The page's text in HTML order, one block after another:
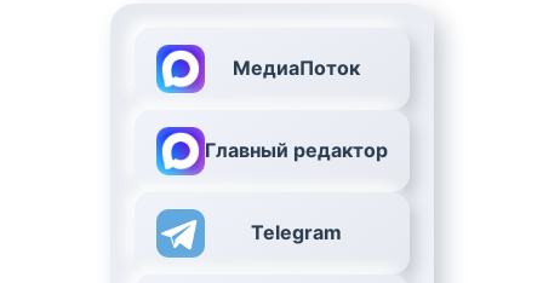
МедиаПоток
Главный редактор
Telegram